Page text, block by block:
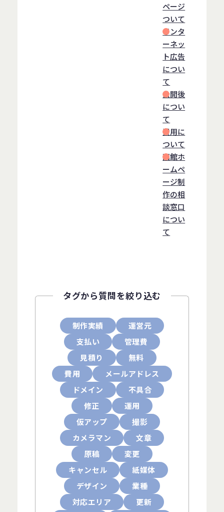
ページ
ついて
インタ
ーネッ
ト広告
につい
て
公開後
につい
て
費用に
ついて
函館ホ
ームペ
ージ制
作の相
談窓口
につい
て
タグから質問を絞り込む
制作実績
運営元
支払い
管理費
見積り
無料
費用
メールアドレス
ドメイン
不具合
修正
運用
仮アップ
撮影
カメラマン
文章
原稿
変更
キャンセル
紙媒体
デザイン
業種
対応エリア
更新